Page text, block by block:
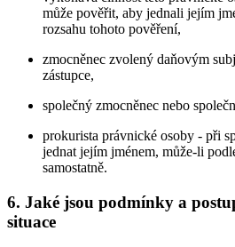
může pověřit, aby jednali jejím
rozsahu tohoto pověření,
zmocněnec zvolený daňovým
zástupce,
společný zmocněnec nebo
prokurista právnické osoby - při
jednat jejím jménem, může-li
samostatně.
6. Jaké jsou podmínky a
situace